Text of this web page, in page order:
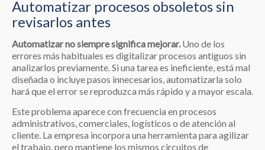
Automatizar procesos obsoletos sin
revisarlos antes
Automatizar no siempre significa mejorar.Uno de los
errores más habituales es digitalizar procesos antiguos sin
analizarlos previamente. Si una tarea es ineficiente, está mal
diseñada o incluye pasos innecesarios, automatizarla solo
hará que el error se reproduzca más rápido y a mayor escala.
Este problema aparece con frecuencia en procesos
administrativos, comerciales, logísticos o de atención al
cliente. La empresa incorpora una herramienta para agilizar
el trabajo, pero mantiene los mismos circuitos de